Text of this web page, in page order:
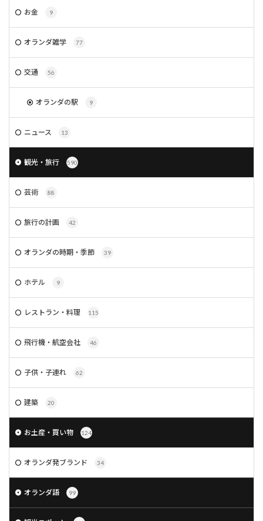
お金 9
オランダ雑学 77
交通 56
オランダの駅 9
ニュース 13
観光・旅行 590
芸術 88
旅行の計画 42
オランダの時期・季節 39
ホテル 9
レストラン・料理 115
飛行機・航空会社 46
子供・子連れ 62
建築 20
お土産・買い物 124
オランダ発ブランド 34
オランダ語 99